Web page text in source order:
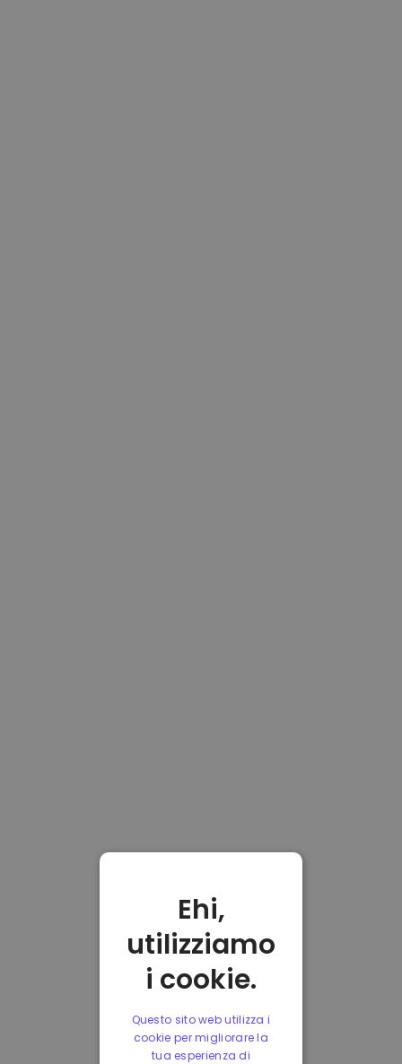
Ehi,
utilizziamo
i cookie.
Questo sito web utilizza i
cookie per migliorare la
tua esperienza di